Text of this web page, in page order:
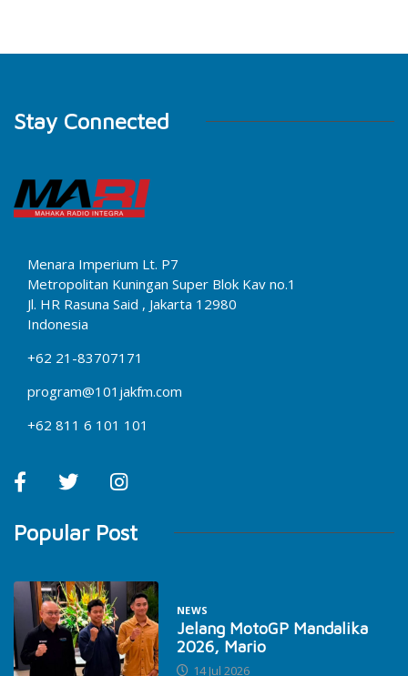
Stay Connected
Menara Imperium Lt. P7
Metropolitan Kuningan Super Blok Kav no.1
Jl. HR Rasuna Said , Jakarta 12980
Indonesia
+62 21-83707171
program@101jakfm.com
+62 811 6 101 101
Popular Post
NEWS
Jelang MotoGP Mandalika
2026, Mario
14 Jul 2026